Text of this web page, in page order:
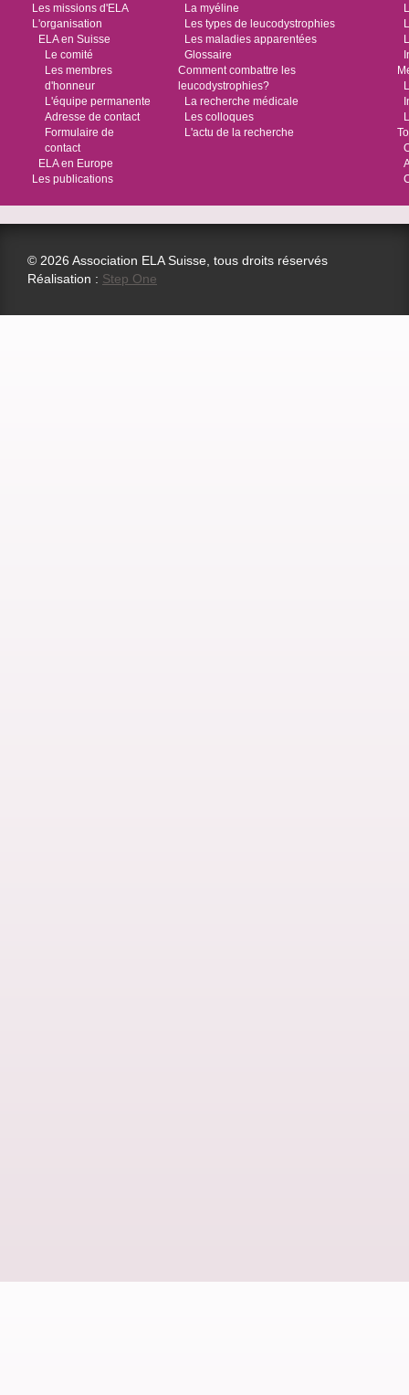
Les missions d'ELA
L'organisation
ELA en Suisse
Le comité
Les membres
d'honneur
L'équipe permanente
Adresse de contact
Formulaire de
contact
ELA en Europe
Les publications
La myéline
Les types de leucodystrophies
Les maladies apparentées
Glossaire
Comment combattre les
leucodystrophies?
La recherche médicale
Les colloques
L'actu de la recherche
© 2026 Association ELA Suisse, tous droits réservés
Réalisation : Step One